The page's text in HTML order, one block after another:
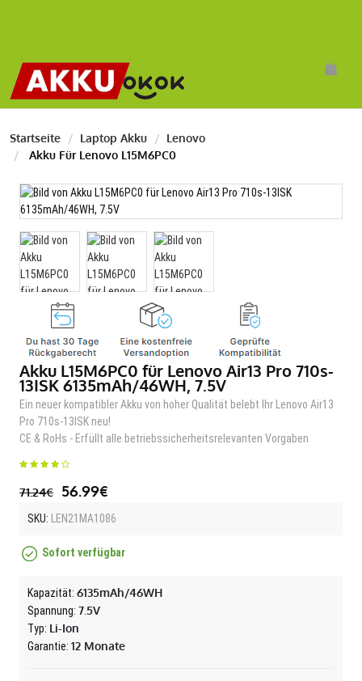
Startseite Laptop Akku
Lenovo
Akku Für Lenovo L15M6PC0
Akku L15M6PC0 für Lenovo Air13 Pro 710s-
13ISK 6135mAh/46WH, 7.5V
Ein neuer kompatibler Akku von hoher Qualität belebt Ihr Lenovo Air13
Pro 710s-13ISK neu!
CE & RoHs - Erfüllt alle betriebssicherheitsrelevanten Vorgaben
71.24€ 56.99€
SKU: LEN21MA1086
Sofort verfügbar
Kapazität: 6135mAh/46WH
Spannung: 7.5V
Typ: Li-Ion
Garantie: 12 Monate